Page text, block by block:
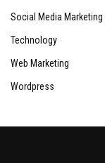
Social Media Marketing
Technology
Web Marketing
Wordpress